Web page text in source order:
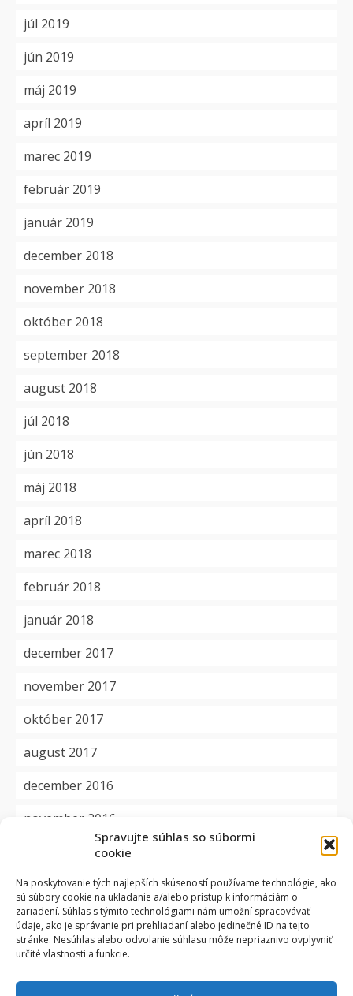
Spravujte súhlas so súbormi
cookie
Na poskytovanie tých najlepších skúseností používame technológie, ako
sú súbory cookie na ukladanie a/alebo prístup k informáciám o
zariadení. Súhlas s týmito technológiami nám umožní spracovávať
údaje, ako je správanie pri prehliadaní alebo jedinečné ID na tejto
stránke. Nesúhlas alebo odvolanie súhlasu môže nepriaznivo ovplyvniť
určité vlastnosti a funkcie.
júl 2019
jún 2019
máj 2019
apríl 2019
marec 2019
február 2019
január 2019
december 2018
november 2018
október 2018
september 2018
august 2018
júl 2018
jún 2018
máj 2018
apríl 2018
marec 2018
február 2018
január 2018
december 2017
november 2017
október 2017
august 2017
december 2016
november 2016
aktuality
dôležité